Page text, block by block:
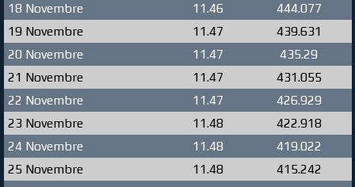
18 Novembre
11.46
444.077
19 Novembre
11.47
439.631
20 Novembre
11.47
435.29
21 Novembre
11.47
431.055
22 Novembre
11.47
426.929
23 Novembre
11.48
422.918
24 Novembre
11.48
419.022
25 Novembre
11.48
415.242